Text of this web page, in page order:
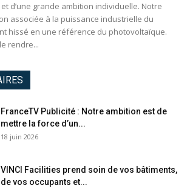
d’une grande ambition individuelle. Notre
associée à la puissance industrielle du
hissé en une référence du photovoltaïque.
rendre...
FranceTV Publicité : Notre ambition est de
mettre la force d’un...
18 juin 2026
VINCI Facilities prend soin de vos bâtiments,
de vos occupants et...